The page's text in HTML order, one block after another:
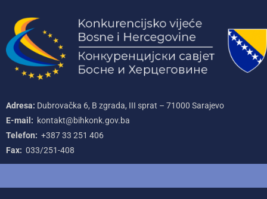
Adresa: Dubrovačka 6, B zgrada, III sprat – 71000‌ Sarajevo
E-mail: kontakt@bihkonk.gov.ba
Telefon: +387‌ 33‌ 251‌ 406
Fax: 033/251-408